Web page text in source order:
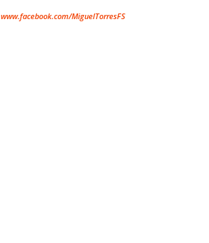
www.facebook.com/MiguelTorresFS